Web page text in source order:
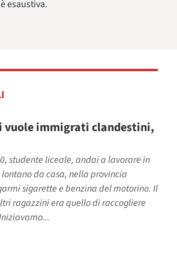
esaustiva.
vuole immigrati clandestini,
studente liceale, andai a lavorare in
da casa, nella provincia
sigarette e benzina del motorino. Il
ragazzini era quello di raccogliere